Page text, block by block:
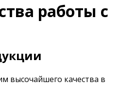
работы с
высочайшего качества в